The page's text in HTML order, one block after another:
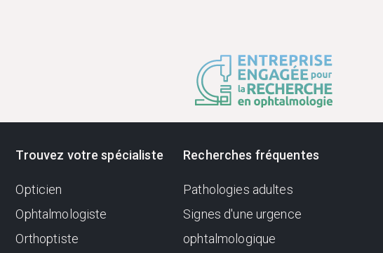
Trouvez votre spécialiste
Opticien
Ophtalmologiste
Orthoptiste
Recherches fréquentes
Pathologies adultes
Signes d'une urgence
ophtalmologique